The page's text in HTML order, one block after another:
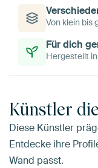
Von klein bis
Für dich
Hergestellt
Künstler
Diese Künstler
Entdecke ihre
Wand passt.